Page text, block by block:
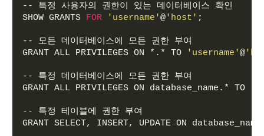
-- 특정 사용자의 권한이 있는 데이터베이스 확인
SHOW GRANTS FOR 'username'@'host' ;
-- 모든 데이터베이스에 모든 권한 부여
GRANT ALL PRIVILEGES ON *.* TO
'username'@
-- 특정 데이터베이스에 모든 권한 부여
GRANT ALL PRIVILEGES ON database_name.* TO
-- 특정 테이블에 권한 부여
GRANT SELECT, INSERT, UPDATE ON